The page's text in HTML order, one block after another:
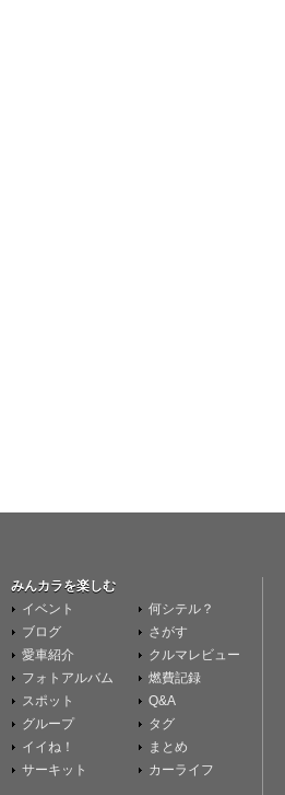
みんカラを楽しむ
イベント
ブログ
愛車紹介
フォトアルバム
スポット
グループ
イイね！
サーキット
何シテル？
さがす
クルマレビュー
燃費記録
Q&A
タグ
まとめ
カーライフ